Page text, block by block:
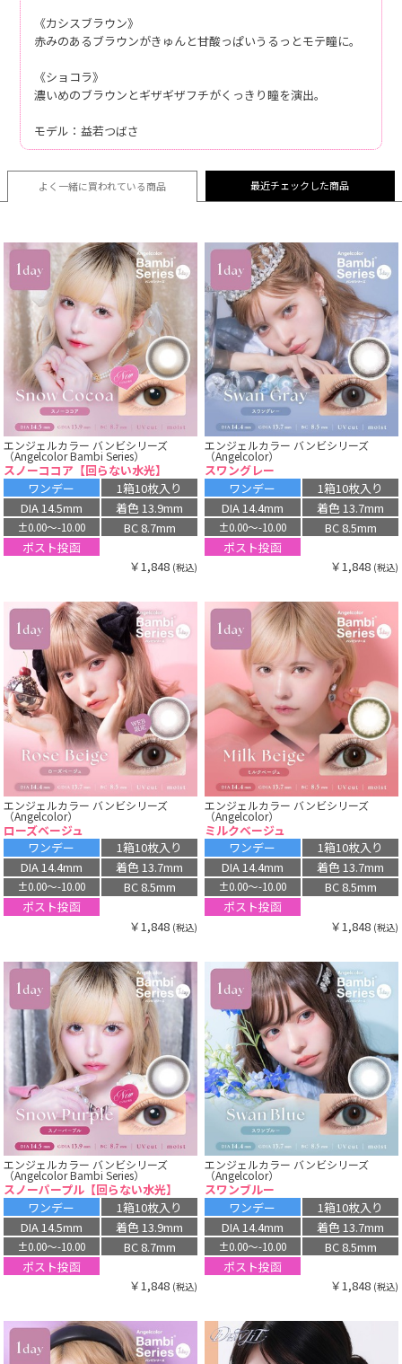
《カシスブラウン》
赤みのあるブラウンがきゅんと甘酸っぱいうるっとモテ瞳に。
《ショコラ》
濃いめのブラウンとギザギザフチがくっきり瞳を演出。
モデル：益若つばさ
よく一緒に買われている商品 最近チェックした商品
エンジェルカラー バンビシリーズ
（Angelcolor Bambi Series）
スノーココア【回らない水光】
ワンデー
1箱10枚入り
DIA 14.5mm
着色 13.9mm
±0.00〜-10.00
BC 8.7mm
ポスト投函
￥1,848 (税込)
エンジェルカラー バンビシリーズ
（Angelcolor）
スワングレー
ワンデー
1箱10枚入り
DIA 14.4mm
着色 13.7mm
±0.00〜-10.00
BC 8.5mm
ポスト投函
￥1,848 (税込)
エンジェルカラー バンビシリーズ
（Angelcolor）
ローズベージュ
ワンデー
1箱10枚入り
DIA 14.4mm
着色 13.7mm
±0.00〜-10.00
BC 8.5mm
ポスト投函
￥1,848 (税込)
エンジェルカラー バンビシリーズ
（Angelcolor）
ミルクベージュ
ワンデー
1箱10枚入り
DIA 14.4mm
着色 13.7mm
±0.00〜-10.00
BC 8.5mm
ポスト投函
￥1,848 (税込)
エンジェルカラー バンビシリーズ
（Angelcolor Bambi Series）
スノーパープル【回らない水光】
ワンデー
1箱10枚入り
DIA 14.5mm
着色 13.9mm
±0.00〜-10.00
BC 8.7mm
ポスト投函
￥1,848 (税込)
エンジェルカラー バンビシリーズ
（Angelcolor）
スワンブルー
ワンデー
1箱10枚入り
DIA 14.4mm
着色 13.7mm
±0.00〜-10.00
BC 8.5mm
ポスト投函
￥1,848 (税込)